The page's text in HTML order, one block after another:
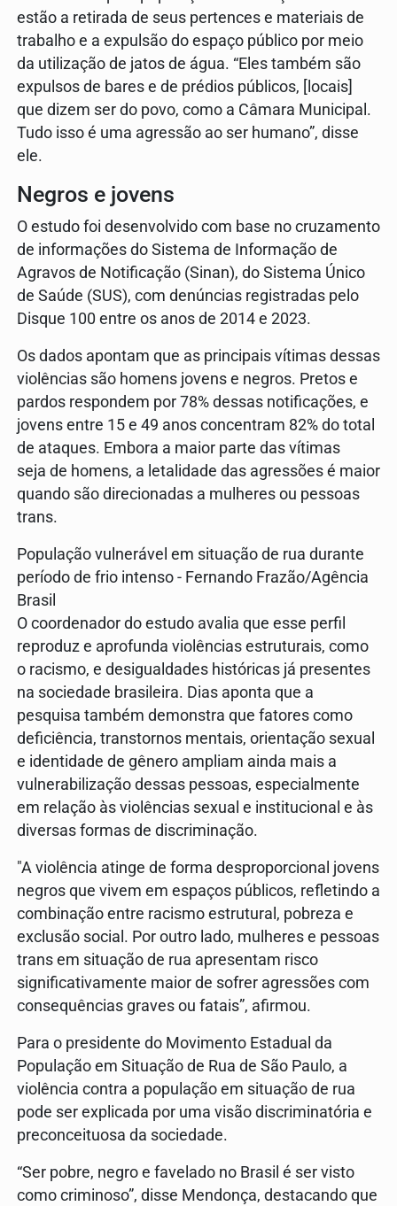
estão a retirada de seus pertences e materiais de
trabalho e a expulsão do espaço público por meio
da utilização de jatos de água. “Eles também são
expulsos de bares e de prédios públicos, [locais]
que dizem ser do povo, como a Câmara Municipal.
Tudo isso é uma agressão ao ser humano”, disse
ele.
Negros e jovens
O estudo foi desenvolvido com base no cruzamento
de informações do Sistema de Informação de
Agravos de Notificação (Sinan), do Sistema Único
de Saúde (SUS), com denúncias registradas pelo
Disque 100 entre os anos de 2014 e 2023.
Os dados apontam que as principais vítimas dessas
violências são homens jovens e negros. Pretos e
pardos respondem por 78% dessas notificações, e
jovens entre 15 e 49 anos concentram 82% do total
de ataques. Embora a maior parte das vítimas
seja de homens, a letalidade das agressões é maior
quando são direcionadas a mulheres ou pessoas
trans.
População vulnerável em situação de rua durante
período de frio intenso - Fernando Frazão/Agência
Brasil
O coordenador do estudo avalia que esse perfil
reproduz e aprofunda violências estruturais, como
o racismo, e desigualdades históricas já presentes
na sociedade brasileira. Dias aponta que a
pesquisa também demonstra que fatores como
deficiência, transtornos mentais, orientação sexual
e identidade de gênero ampliam ainda mais a
vulnerabilização dessas pessoas, especialmente
em relação às violências sexual e institucional e às
diversas formas de discriminação.
"A violência atinge de forma desproporcional jovens
negros que vivem em espaços públicos, refletindo a
combinação entre racismo estrutural, pobreza e
exclusão social. Por outro lado, mulheres e pessoas
trans em situação de rua apresentam risco
significativamente maior de sofrer agressões com
consequências graves ou fatais”, afirmou.
Para o presidente do Movimento Estadual da
População em Situação de Rua de São Paulo, a
violência contra a população em situação de rua
pode ser explicada por uma visão discriminatória e
preconceituosa da sociedade.
“Ser pobre, negro e favelado no Brasil é ser visto
como criminoso”, disse Mendonça, destacando que